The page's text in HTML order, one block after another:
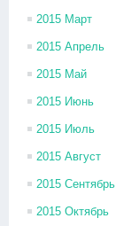
2015 Март
2015 Апрель
2015 Май
2015 Июнь
2015 Июль
2015 Август
2015 Сентябрь
2015 Октябрь